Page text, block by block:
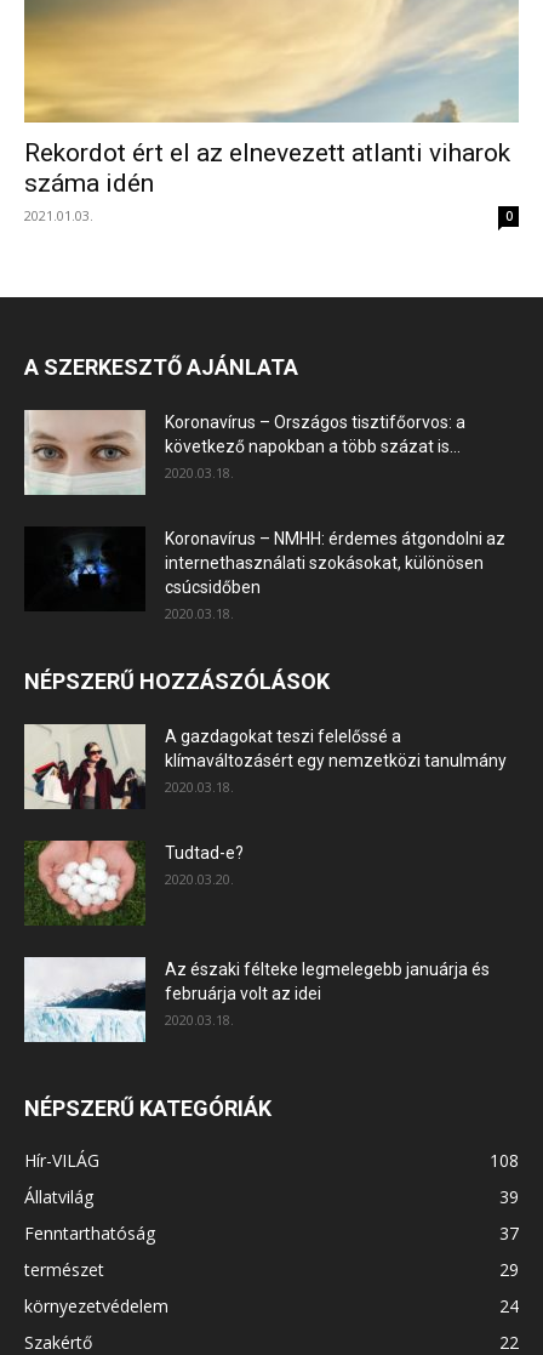
Rekordot ért el az elnevezett atlanti viharok
száma idén
2021.01.03. 0
A SZERKESZTŐ AJÁNLATA
Koronavírus – Országos tisztifőorvos: a
következő napokban a több százat is...
2020.03.18.
Koronavírus – NMHH: érdemes átgondolni az
internethasználati szokásokat, különösen
csúcsidőben
2020.03.18.
NÉPSZERŰ HOZZÁSZÓLÁSOK
A gazdagokat teszi felelőssé a
klímaváltozásért egy nemzetközi tanulmány
2020.03.18.
Tudtad-e?
2020.03.20.
Az északi félteke legmelegebb januárja és
februárja volt az idei
2020.03.18.
NÉPSZERŰ KATEGÓRIÁK
Hír-VILÁG
108
Állatvilág
39
Fenntarthatóság
37
természet
29
környezetvédelem
24
Szakértő
22